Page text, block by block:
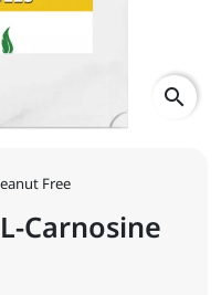
search
Free
Carnosine